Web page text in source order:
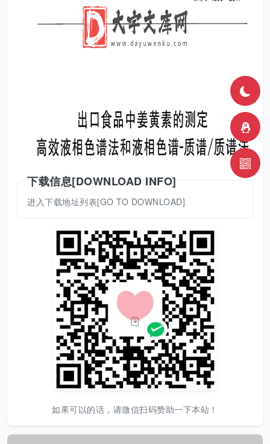
下载信息[DOWNLOAD INFO]
进入下载地址列表[GO TO DOWNLOAD]
如果可以的话，请微信扫码赞助一下本站！